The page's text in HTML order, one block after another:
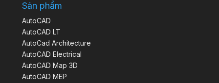
Sản phẩm
AutoCAD
AutoCAD LT
AutoCad Architecture
AutoCAD Electrical
AutoCAD Map 3D
AutoCAD MEP